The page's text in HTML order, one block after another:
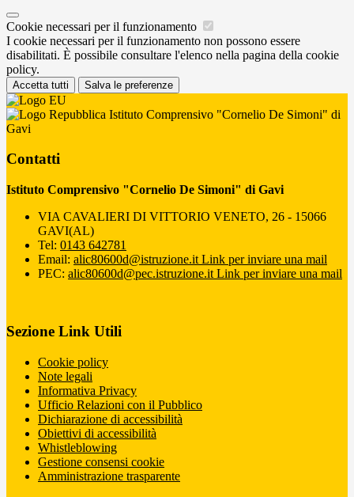
Cookie necessari per il funzionamento
I cookie necessari per il funzionamento non possono essere
disabilitati. È possibile consultare l'elenco nella pagina della cookie
policy.
Accetta tutti Salva le preferenze
Istituto Comprensivo "Cornelio De Simoni" di
Gavi
Contatti
Istituto Comprensivo "Cornelio De Simoni" di Gavi
VIA CAVALIERI DI VITTORIO VENETO, 26 - 15066
GAVI(AL)
Tel: 0143 642781
Email: alic80600d@istruzione.it Link per inviare una mail
PEC: alic80600d@pec.istruzione.it Link per inviare una mail
Sezione Link Utili
Cookie policy
Note legali
Informativa Privacy
Ufficio Relazioni con il Pubblico
Dichiarazione di accessibilità
Obiettivi di accessibilità
Whistleblowing
Gestione consensi cookie
Amministrazione trasparente